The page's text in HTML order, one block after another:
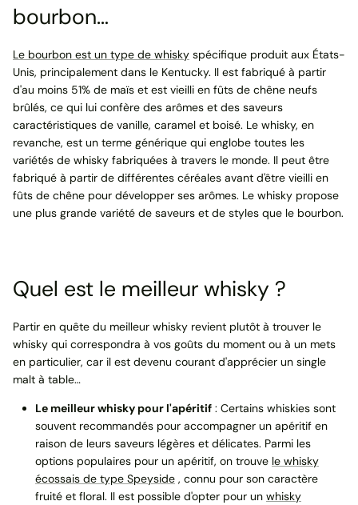
bourbon…
Le bourbon est un type de whisky spécifique produit aux États-
Unis, principalement dans le Kentucky. Il est fabriqué à partir
d'au moins 51% de maïs et est vieilli en fûts de chêne neufs
brûlés, ce qui lui confère des arômes et des saveurs
caractéristiques de vanille, caramel et boisé. Le whisky, en
revanche, est un terme générique qui englobe toutes les
variétés de whisky fabriquées à travers le monde. Il peut être
fabriqué à partir de différentes céréales avant d'être vieilli en
fûts de chêne pour développer ses arômes. Le whisky propose
une plus grande variété de saveurs et de styles que le bourbon.
Quel est le meilleur whisky ?
Partir en quête du meilleur whisky revient plutôt à trouver le
whisky qui correspondra à vos goûts du moment ou à un mets
en particulier, car il est devenu courant d'apprécier un single
malt à table…
Le meilleur whisky pour l'apéritif : Certains whiskies sont
souvent recommandés pour accompagner un apéritif en
raison de leurs saveurs légères et délicates. Parmi les
options populaires pour un apéritif, on trouve le whisky
écossais de type Speyside , connu pour son caractère
fruité et floral. Il est possible d'opter pour un whisky